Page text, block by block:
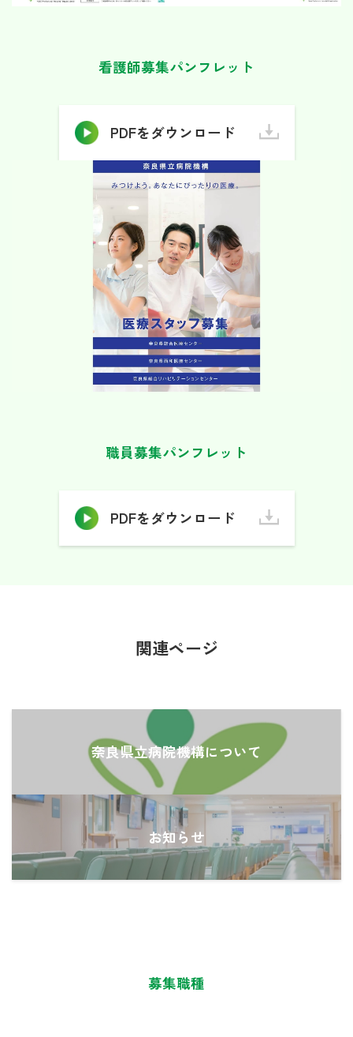
看護師募集パンフレット
PDFをダウンロード
職員募集パンフレット
PDFをダウンロード
関連ページ
奈良県立病院機構について
お知らせ
募集職種